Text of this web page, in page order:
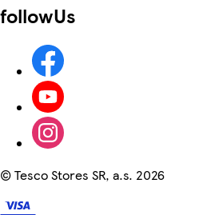
followUs
©Tesco Stores SR, a.s. 2026